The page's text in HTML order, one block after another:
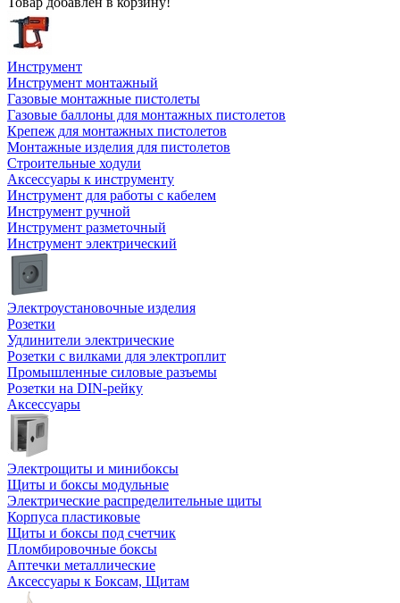
Инструмент
Инструмент монтажный
Газовые монтажные пистолеты
Газовые баллоны для монтажных пистолетов
Крепеж для монтажных пистолетов
Монтажные изделия для пистолетов
Строительные ходули
Аксессуары к инструменту
Инструмент для работы с кабелем
Инструмент ручной
Инструмент разметочный
Инструмент электрический
Электроустановочные изделия
Розетки
Удлинители электрические
Розетки с вилками для электроплит
Промышленные силовые разъемы
Розетки на DIN-рейку
Аксессуары
Электрощиты и минибоксы
Щиты и боксы модульные
Электрические распределительные щиты
Корпуса пластиковые
Щиты и боксы под счетчик
Пломбировочные боксы
Аптечки металлические
Аксессуары к Боксам, Щитам